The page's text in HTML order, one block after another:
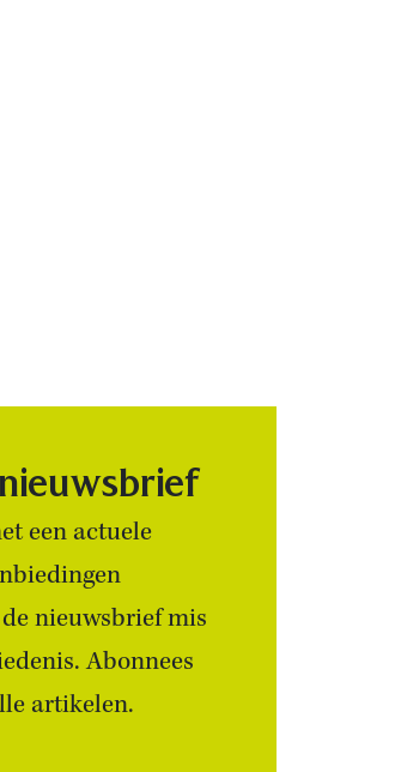
een actuele
nieuwsbrief mis
Abonnees
artikelen.